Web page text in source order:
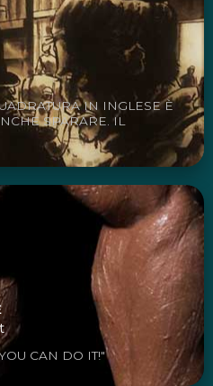
IN INGLESE È
SPARARE. IL
CAN DO IT!"